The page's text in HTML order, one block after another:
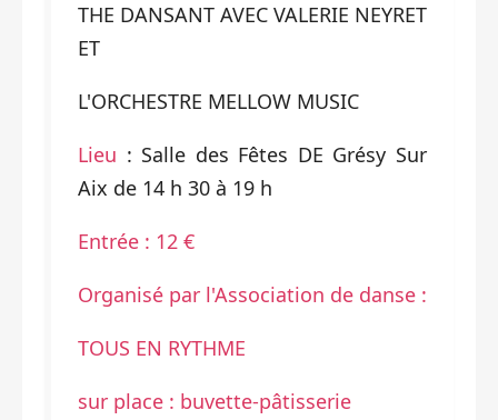
THE DANSANT AVEC VALERIE NEYRET
ET
L'ORCHESTRE MELLOW MUSIC
Lieu : Salle des Fêtes DE Grésy Sur
Aix de 14 h 30 à 19 h
Entrée : 12 €
Organisé par l'Association de danse :
TOUS EN RYTHME
sur place : buvette-pâtisserie